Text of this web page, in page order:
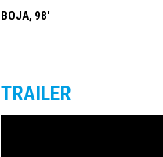
BOJA, 98'
TRAILER